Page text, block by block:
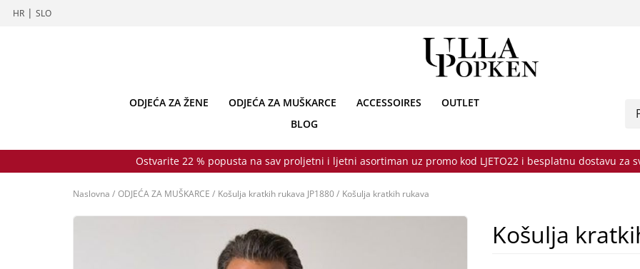
HR | SLO
ODJEĆA ZA ŽENE ODJEĆA ZA MUŠKARCE ACCESSOIRES
OUTLET
BLOG
Ostvarite 22 % popusta na sav proljetni i ljetni asortiman uz promo kod LJETO22 i besplatnu dostavu za
Naslovna / ODJEĆA ZA MUŠKARCE / Košulja kratkih rukava JP1880/ Košulja kratkih rukava
Košulja